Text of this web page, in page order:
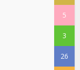
5
3
26